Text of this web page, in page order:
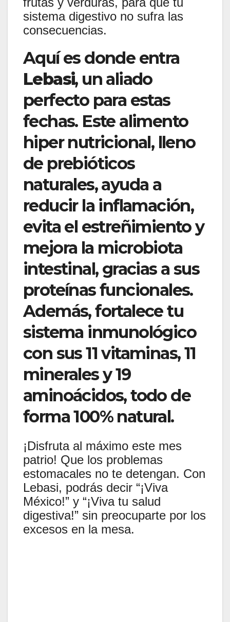
sistema digestivo no sufra las
consecuencias.
Aquí es donde entra
Lebasi, un aliado
perfecto para estas
fechas. Este alimento
hiper nutricional, lleno
de prebióticos
naturales, ayuda a
reducir la inflamación,
evita el estreñimiento y
mejora la microbiota
intestinal, gracias a sus
proteínas funcionales.
Además, fortalece tu
sistema inmunológico
con sus 11 vitaminas, 11
minerales y 19
aminoácidos, todo de
forma 100% natural.
¡Disfruta al máximo este mes
patrio! Que los problemas
estomacales no te detengan. Con
Lebasi, podrás decir “¡Viva
México!” y “¡Viva tu salud
digestiva!” sin preocuparte por los
excesos en la mesa.